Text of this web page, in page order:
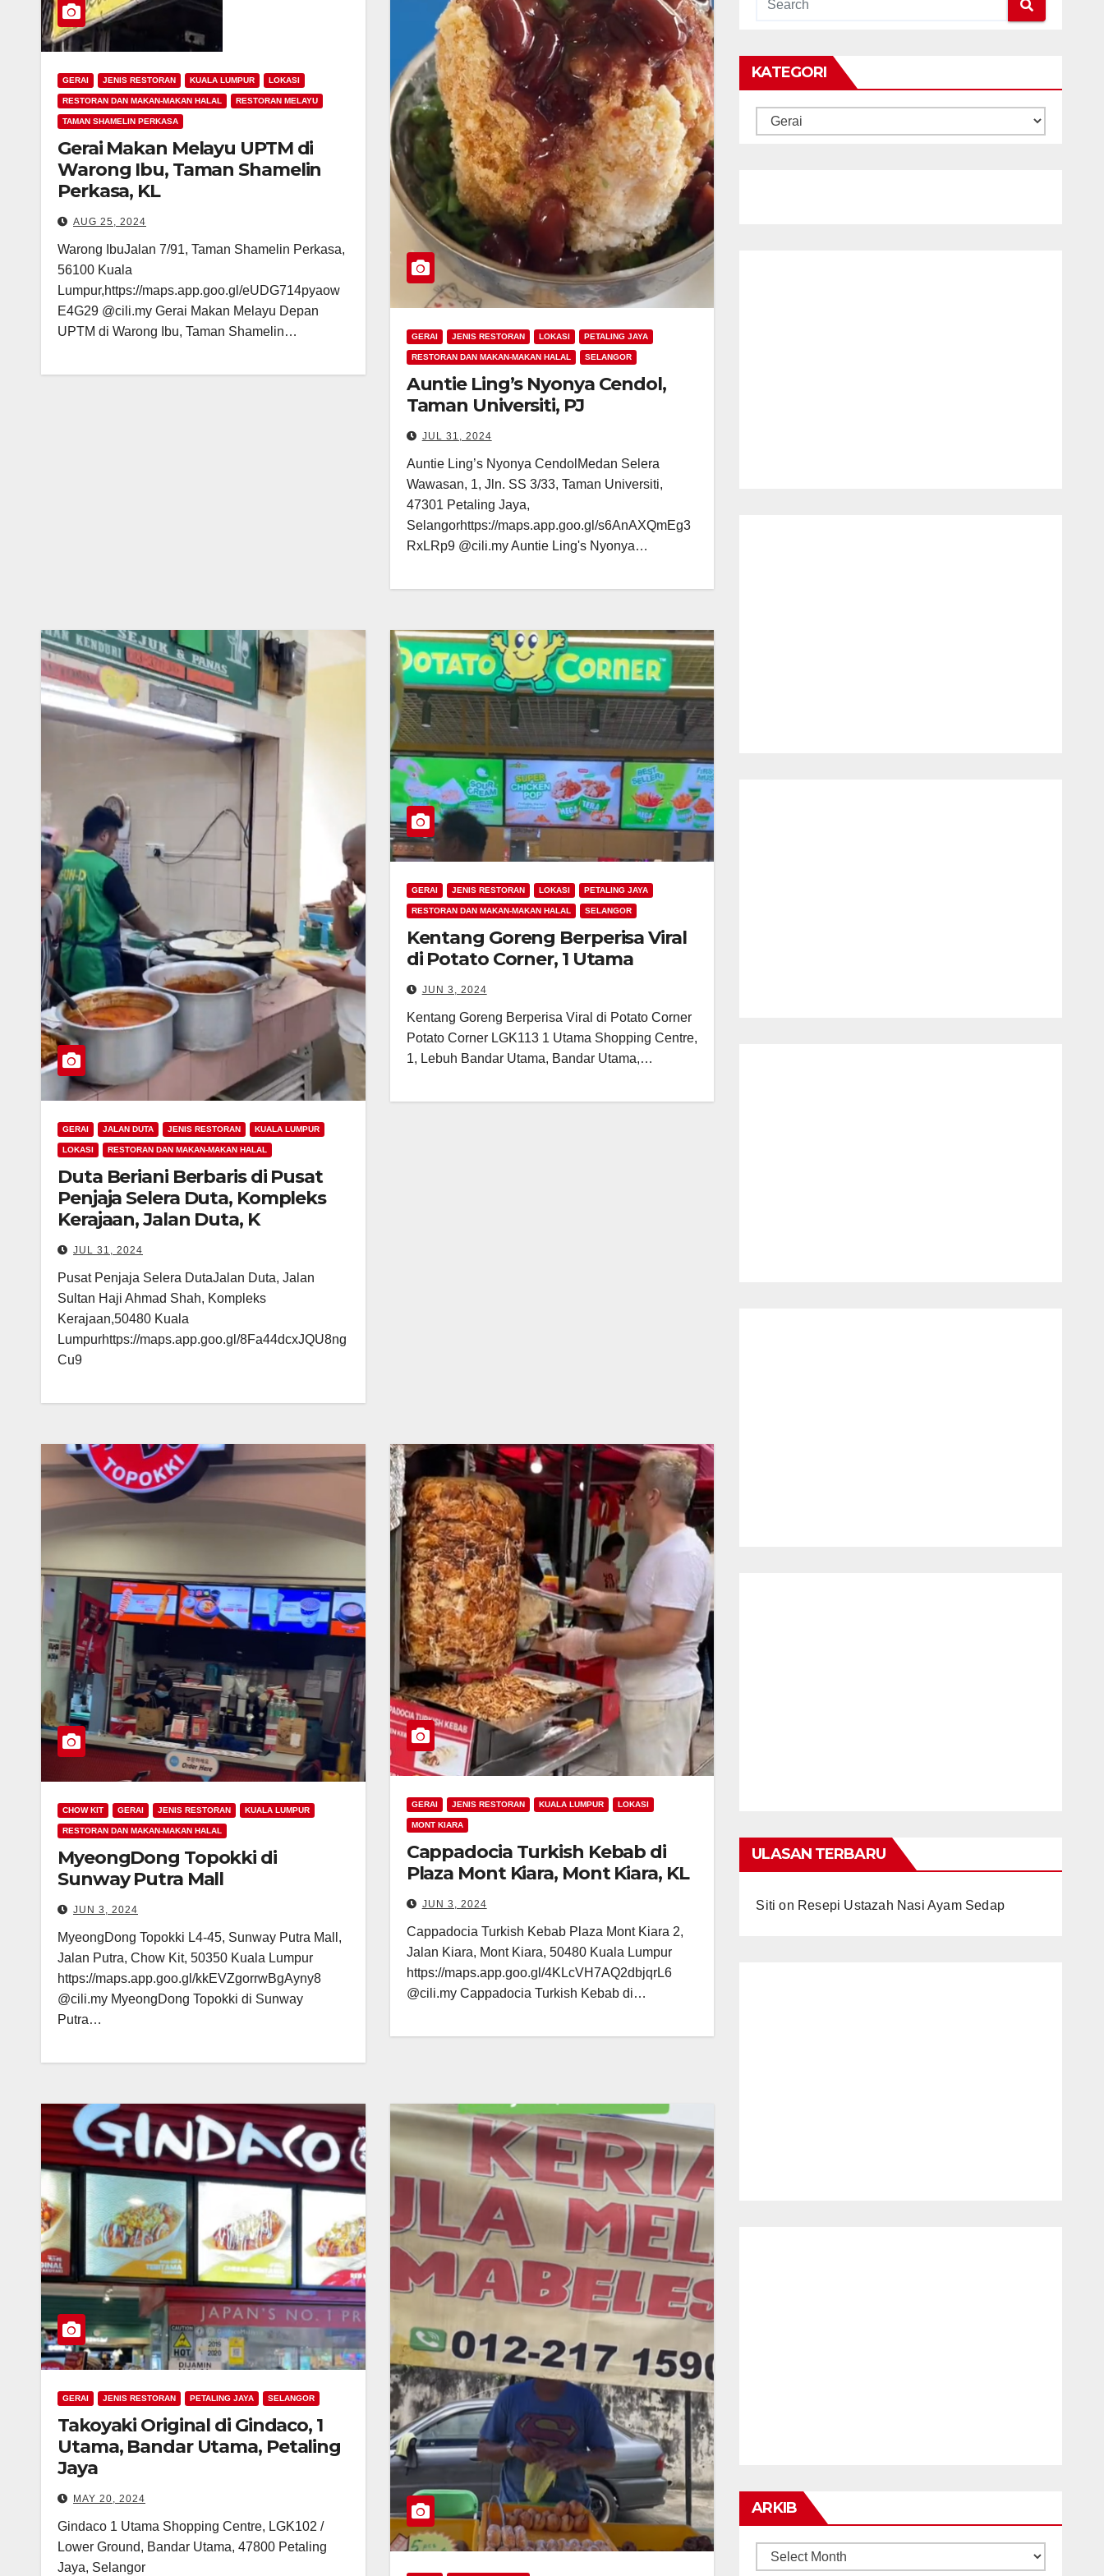
GERAI JENIS RESTORAN KUALA LUMPUR LOKASI
RESTORAN DAN MAKAN-MAKAN HALAL RESTORAN MELAYU
TAMAN SHAMELIN PERKASA
Gerai Makan Melayu UPTM di
Warong Ibu, Taman Shamelin
Perkasa, KL
AUG 25, 2024
Warong IbuJalan 7/91, Taman Shamelin Perkasa,
56100 Kuala
Lumpur,https://maps.app.goo.gl/eUDG714pyaow
E4G29 @cili.my Gerai Makan Melayu Depan
UPTM di Warong Ibu, Taman Shamelin…
GERAI JENIS RESTORAN LOKASI PETALING JAYA
RESTORAN DAN MAKAN-MAKAN HALAL SELANGOR
Auntie Ling’s Nyonya Cendol,
Taman Universiti, PJ
JUL 31, 2024
Auntie Ling’s Nyonya CendolMedan Selera
Wawasan, 1, Jln. SS 3/33, Taman Universiti,
47301 Petaling Jaya,
Selangorhttps://maps.app.goo.gl/s6AnAXQmEg3
RxLRp9 @cili.my Auntie Ling's Nyonya…
GERAI JALAN DUTA JENIS RESTORAN KUALA LUMPUR
LOKASI RESTORAN DAN MAKAN-MAKAN HALAL
Duta Beriani Berbaris di Pusat
Penjaja Selera Duta, Kompleks
Kerajaan, Jalan Duta, K
JUL 31, 2024
Pusat Penjaja Selera DutaJalan Duta, Jalan
Sultan Haji Ahmad Shah, Kompleks
Kerajaan,50480 Kuala
Lumpurhttps://maps.app.goo.gl/8Fa44dcxJQU8ng
Cu9
GERAI JENIS RESTORAN LOKASI PETALING JAYA
RESTORAN DAN MAKAN-MAKAN HALAL SELANGOR
Kentang Goreng Berperisa Viral
di Potato Corner, 1 Utama
JUN 3, 2024
Kentang Goreng Berperisa Viral di Potato Corner
Potato Corner LGK113 1 Utama Shopping Centre,
1, Lebuh Bandar Utama, Bandar Utama,…
CHOW KIT GERAI JENIS RESTORAN KUALA LUMPUR
RESTORAN DAN MAKAN-MAKAN HALAL
MyeongDong Topokki di
Sunway Putra Mall
JUN 3, 2024
MyeongDong Topokki L4-45, Sunway Putra Mall,
Jalan Putra, Chow Kit, 50350 Kuala Lumpur
https://maps.app.goo.gl/kkEVZgorrwBgAyny8
@cili.my MyeongDong Topokki di Sunway
Putra…
GERAI JENIS RESTORAN KUALA LUMPUR LOKASI
MONT KIARA
Cappadocia Turkish Kebab di
Plaza Mont Kiara, Mont Kiara, KL
JUN 3, 2024
Cappadocia Turkish Kebab Plaza Mont Kiara 2,
Jalan Kiara, Mont Kiara, 50480 Kuala Lumpur
https://maps.app.goo.gl/4KLcVH7AQ2dbjqrL6
@cili.my Cappadocia Turkish Kebab di…
GERAI JENIS RESTORAN PETALING JAYA SELANGOR
Takoyaki Original di Gindaco, 1
Utama, Bandar Utama, Petaling
Jaya
MAY 20, 2024
Gindaco 1 Utama Shopping Centre, LGK102 /
Lower Ground, Bandar Utama, 47800 Petaling
Jaya, Selangor
KATEGORI
KATEGORI
ULASAN TERBARU
Siti on Resepi Ustazah Nasi Ayam Sedap
ARKIB
ARKIB